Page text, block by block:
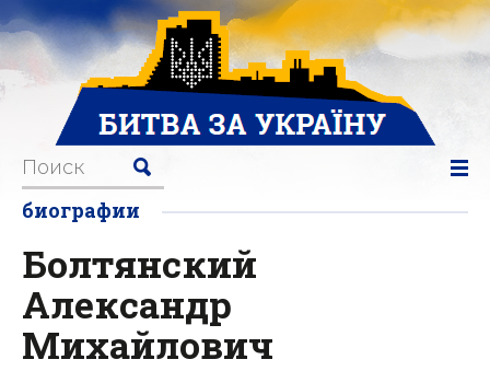
биографии
Болтянский
Александр
Михайлович